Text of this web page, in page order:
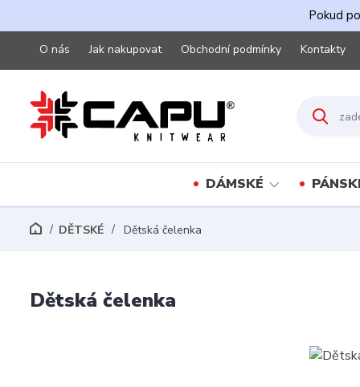
Pokud
O nás Jak nakupovat Obchodní podmínky Kontakty
DÁMSKÉ
DĚTSKÉ Dětská čelenka
Dětská čelenka